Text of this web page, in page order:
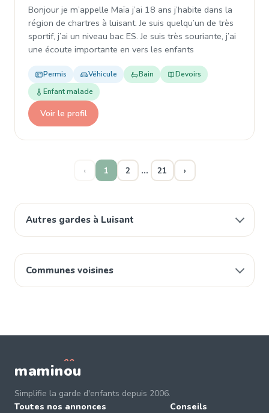
Autres gardes à Luisant
Communes voisines
Bonjour je m’appelle Maïa j’ai 18 ans j’habite dans la
région de chartres à luisant. Je suis quelqu’un de très
sportif, j’ai un niveau bac ES. Je suis très souriante, j’ai
une écoute importante en vers les enfants
Permis Véhicule Bain
Devoirs
Enfant malade
Voir le profil
‹ 1 2 … 21 ›
maminou
Simplifie la garde d'enfants depuis 2006.
Toutes nos annonces
Conseils